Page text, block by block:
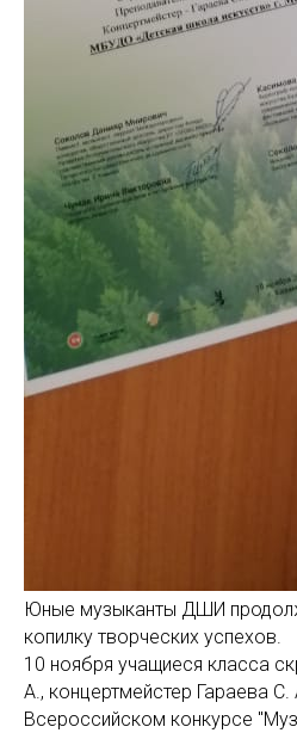
Юные музыканты ДШИ
копилку творческих успехов.
10 ноября учащиеся класса
А., концертмейстер Гараева С.
Всероссийском конкурсе